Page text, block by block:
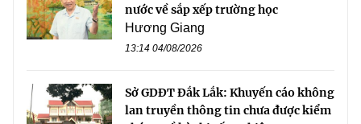
nước về sắp xếp trường học
Hương Giang
13:14 04/08/2026
Sở GDĐT Đắk Lắk: Khuyến cáo không
lan truyền thông tin chưa được kiểm